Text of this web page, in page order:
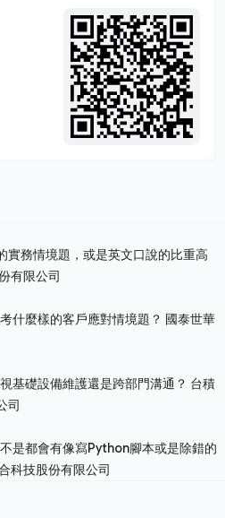
實務情境題，或是英文口說的比重高
有限公司
什麼樣的客戶應對情境題？ 國泰世華
基礎設備維護還是跨部門溝通？ 台積
司
是都會有像寫Python腳本或是除錯的
科技股份有限公司